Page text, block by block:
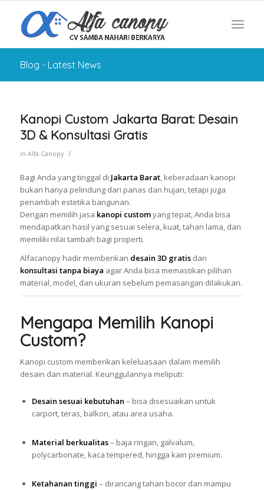
Blog - Latest News
Kanopi Custom Jakarta Barat: Desain
3D & Konsultasi Gratis
in Alfa Canopy /
Bagi Anda yang tinggal di Jakarta Barat, keberadaan kanopi
bukan hanya pelindung dari panas dan hujan, tetapi juga
penambah estetika bangunan.
Dengan memilih jasa kanopi customyang tepat, Anda bisa
mendapatkan hasil yang sesuai selera, kuat, tahan lama, dan
memiliki nilai tambah bagi properti.
Alfacanopy hadir memberikan desain 3D gratisdan
konsultasi tanpa biaya agar Anda bisa memastikan pilihan
material, model, dan ukuran sebelum pemasangan dilakukan.
Mengapa Memilih Kanopi
Custom?
Kanopi custom memberikan keleluasaan dalam memilih
desain dan material. Keunggulannya meliputi:
Desain sesuai kebutuhan – bisa disesuaikan untuk
carport, teras, balkon, atau area usaha.
Material berkualitas– baja ringan, galvalum,
polycarbonate, kaca tempered, hingga kain premium.
Ketahanan tinggi – dirancang tahan bocor dan mampu